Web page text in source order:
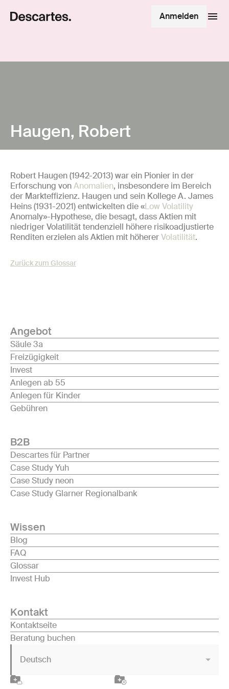
Anmelden
Haugen, Robert
Robert Haugen (1942-2013) war ein Pionier in der
Erforschung vonAnomalien, insbesondere im Bereich
der Markteffizienz. Haugen und sein Kollege A. James
Heins (1931-2021) entwickelten die «Low Volatility
Anomaly»-Hypothese, die besagt, dass Aktien mit
niedriger Volatilität tendenziell höhere risikoadjustierte
Renditen erzielen als Aktien mit höhererVolatilität.
Zurück zum Glossar
Angebot
Säule 3a
Freizügigkeit
Invest
Anlegen ab 55
Anlegen für Kinder
Gebühren
B2B
Descartes für Partner
Case Study Yuh
Case Study neon
Case Study Glarner Regionalbank
Wissen
Blog
FAQ
Glossar
Invest Hub
Kontakt
Kontaktseite
Beratung buchen
Deutsch